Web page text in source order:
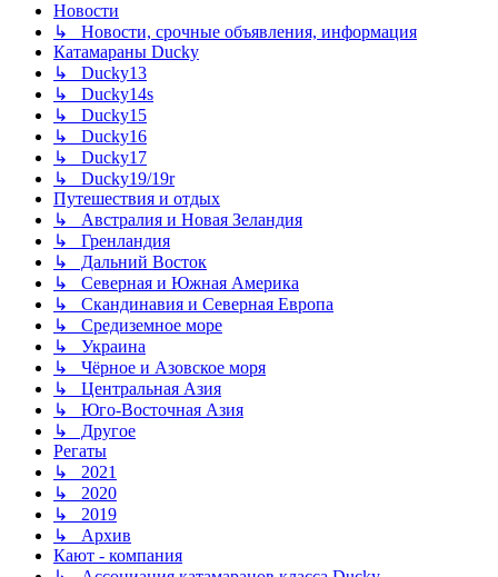
Новости
↳ Новости, срочные объявления, информация
Катамараны Ducky
↳ Ducky13
↳ Ducky14s
↳ Ducky15
↳ Ducky16
↳ Ducky17
↳ Ducky19/19r
Путешествия и отдых
↳ Австралия и Новая Зеландия
↳ Гренландия
↳ Дальний Восток
↳ Северная и Южная Америка
↳ Скандинавия и Северная Европа
↳ Средиземное море
↳ Украина
↳ Чёрное и Азовское моря
↳ Центральная Азия
↳ Юго-Восточная Азия
↳ Другое
Регаты
↳ 2021
↳ 2020
↳ 2019
↳ Архив
Кают - компания